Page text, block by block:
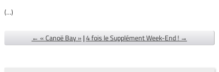
(…)
← « Canoë Bay » |4 fois le Supplément Week-End ! →